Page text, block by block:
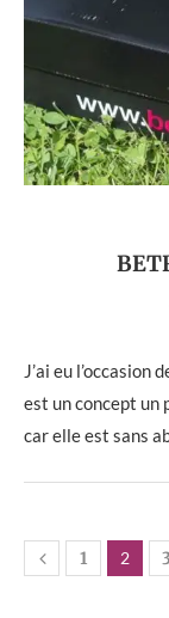
J’ai eu
est un concept un
car elle est sans
1 2